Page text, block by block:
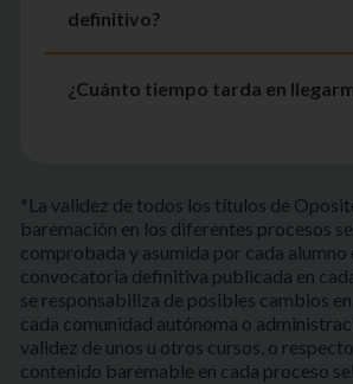
definitivo?
¿Cuánto tiempo tarda en
*La validez de todos los títulos de
baremación en los diferentes procesos
comprobada y asumida por cada alumno
convocatoria definitiva publicada en
se responsabiliza de posibles cambios
cada comunidad autónoma o
validez de unos u otros cursos, o
contenido baremable en cada proceso